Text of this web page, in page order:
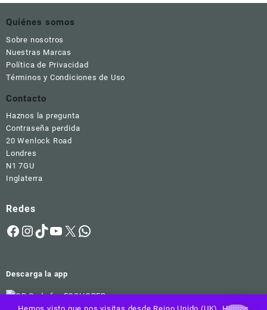
Quiénes somos
Sobre nosotros
Nuestras Marcas
Política de Privacidad
Términos y Condiciones de Uso
Contacto
Haznos la pregunta
Contraseña perdida
20 Wenlock Road
Londres
N1 7GU
Inglaterra
Redes
Facebook
Instagram
TikTok
YouTube
X WhatsApp
Descarga la app